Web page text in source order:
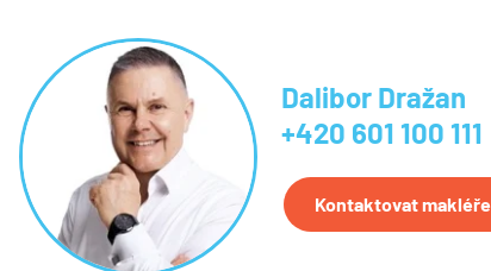
Dalibor Dražan
+420 601 100 111
Kontaktovat makléře